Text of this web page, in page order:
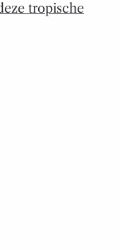
tropische